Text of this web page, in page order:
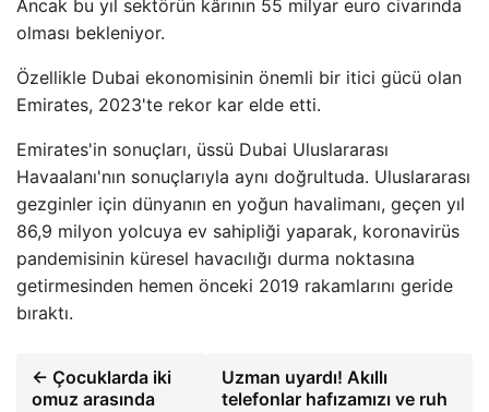
Ancak bu yıl sektörün kârının 55 milyar euro civarında
olması bekleniyor.
Özellikle Dubai ekonomisinin önemli bir itici gücü olan
Emirates, 2023'te rekor kar elde etti.
Emirates'in sonuçları, üssü Dubai Uluslararası
Havaalanı'nın sonuçlarıyla aynı doğrultuda. Uluslararası
gezginler için dünyanın en yoğun havalimanı, geçen yıl
86,9 milyon yolcuya ev sahipliği yaparak, koronavirüs
pandemisinin küresel havacılığı durma noktasına
getirmesinden hemen önceki 2019 rakamlarını geride
bıraktı.
← Çocuklarda iki
omuz arasında
Uzman uyardı! Akıllı
telefonlar hafızamızı ve ruh